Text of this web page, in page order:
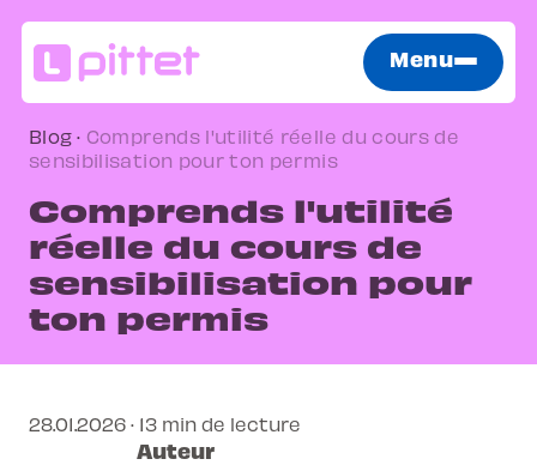
Menu
Blog · Comprends l'utilité réelle du cours de
sensibilisation pour ton permis
Comprends l'utilité
réelle du cours de
sensibilisation pour
ton permis
28.01.2026 · 13 min de lecture
Auteur